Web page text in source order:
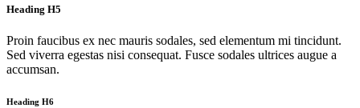
Heading H5
Proin faucibus ex nec mauris sodales, sed elementum mi tincidunt.
Sed viverra egestas nisi consequat. Fusce sodales ultrices augue a
accumsan.
Heading H6